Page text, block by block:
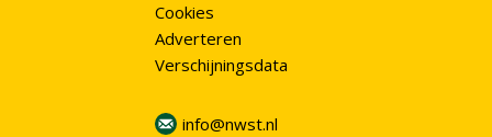
Cookies
Adverteren
Verschijningsdata
info@nwst.nl